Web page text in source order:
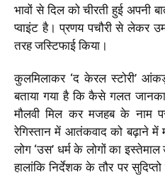
भावों से दिल को चीरती हुई अपनी
प्वाइंट है। प्रणय पचौरी से लेकर
तरह जस्टिफाई किया।
कुलमिलाकर ‘द केरल स्टोरी’
बताया गया है कि कैसे गलत
मौलवी मिल कर मजहब के नाम
रेगिस्तान में आतंकवाद को बढ़ाने में
लोग ‘उस’ धर्म के लोगों का
हालांकि निर्देशक के तौर पर